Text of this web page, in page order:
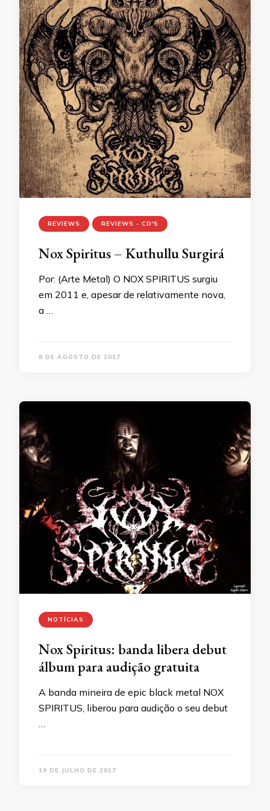
REVIEWS REVIEWS - CD'S
Nox Spiritus – Kuthullu Surgirá
Por: (Arte Metal) O NOX SPIRITUS surgiu
em 2011 e, apesar de relativamente nova,
a …
8 DE AGOSTO DE 2017
NOTÍCIAS
Nox Spiritus: banda libera debut
álbum para audição gratuita
A banda mineira de epic black metal NOX
SPIRITUS, liberou para audição o seu debut
19 DE JULHO DE 2017